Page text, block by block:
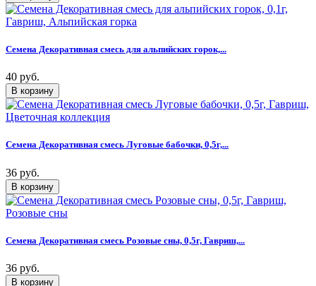
Семена Декоративная смесь для альпийских горок,...
40 руб.
Семена Декоративная смесь Луговые бабочки, 0,5г,...
36 руб.
Семена Декоративная смесь Розовые сны, 0,5г, Гавриш,...
36 руб.